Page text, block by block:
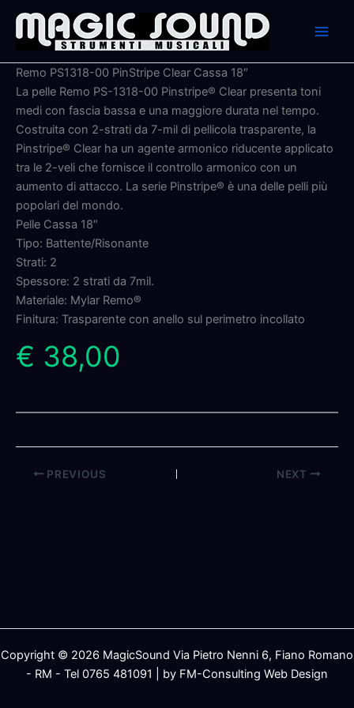
content
Remo PS1318-00 PinStripe Clear Cassa 18″
La pelle Remo PS-1318-00 Pinstripe® Clear presenta toni
medi con fascia bassa e una maggiore durata nel tempo.
Costruita con 2-strati da 7-mil di pellicola trasparente, la
Pinstripe® Clear ha un agente armonico riducente applicato
tra le 2-veli che fornisce il controllo armonico con un
aumento di attacco. La serie Pinstripe® è una delle pelli più
popolari del mondo.
Pelle Cassa 18″
Tipo: Battente/Risonante
Strati: 2
Spessore: 2 strati da 7mil.
Materiale: Mylar Remo®
Finitura: Trasparente con anello sul perimetro incollato
€ 38,00
PREVIOUS NEXT
Copyright © 2026 MagicSound Via Pietro Nenni 6, Fiano Romano
- RM - Tel 0765 481091 | by FM-Consulting Web Design